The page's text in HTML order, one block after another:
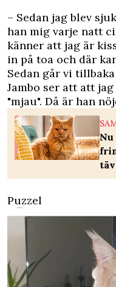
– Sedan jag blev
han mig varje natt
känner att jag är
in på toa och där
Sedan går vi
Jambo ser att att
"mjau". Då är han
Puzzel